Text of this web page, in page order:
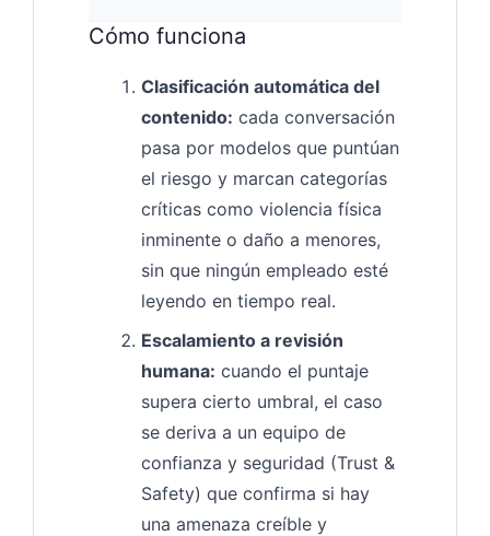
Cómo funciona
Clasificación automática del
contenido: cada conversación
pasa por modelos que puntúan
el riesgo y marcan categorías
críticas como violencia física
inminente o daño a menores,
sin que ningún empleado esté
leyendo en tiempo real.
Escalamiento a revisión
humana: cuando el puntaje
supera cierto umbral, el caso
se deriva a un equipo de
confianza y seguridad (Trust &
Safety) que confirma si hay
una amenaza creíble y